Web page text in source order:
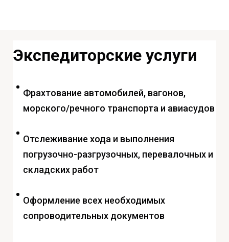
Экспедиторские услуги
Фрахтование автомобилей, вагонов,
морского/речного транспорта и авиасудов
Отслеживание хода и выполнения
погрузочно-разгрузочных, перевалочных и
складских работ
Оформление всех необходимых
сопроводительных документов